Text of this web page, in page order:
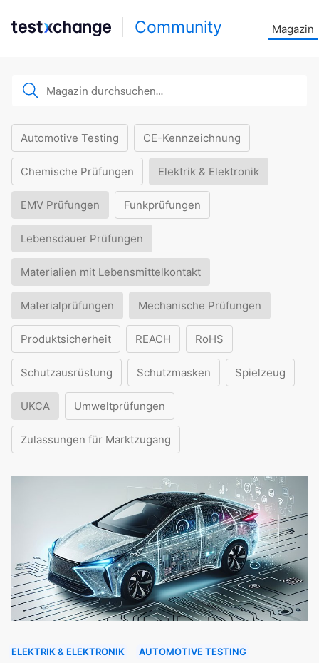
Community Magazin
Automotive Testing CE-Kennzeichnung
Chemische Prüfungen Elektrik & Elektronik
EMV Prüfungen Funkprüfungen
Lebensdauer Prüfungen
Materialien mit Lebensmittelkontakt
Materialprüfungen Mechanische Prüfungen
Produktsicherheit REACH RoHS
Schutzausrüstung Schutzmasken Spielzeug
UKCA Umweltprüfungen
Zulassungen für Marktzugang
ELEKTRIK & ELEKTRONIK AUTOMOTIVE TESTING